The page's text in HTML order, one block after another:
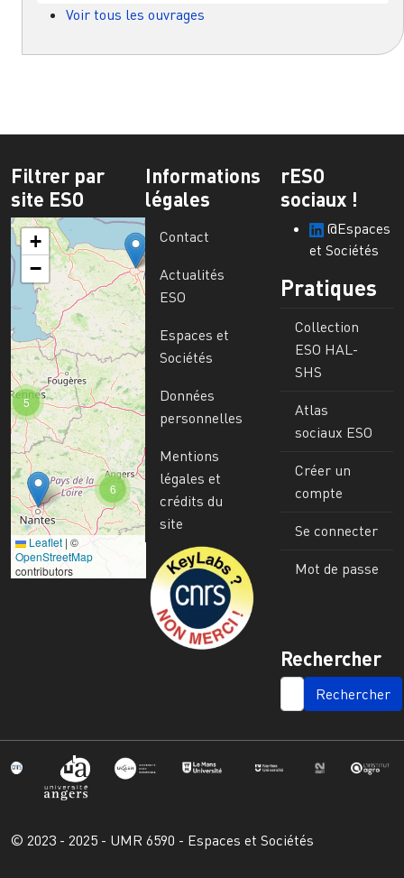
Voir tous les ouvrages
Filtrer par
site ESO
6
5
+
−
Leaflet | ©
OpenStreetMap
contributors
Informations
légales
Contact
Actualités
ESO
Espaces et
Sociétés
Données
personnelles
Mentions
légales et
crédits du
site
Image
rESO
sociaux !
@Espaces
et Sociétés
Pratiques
Collection
ESO HAL-
SHS
Atlas
sociaux ESO
Créer un
compte
Se connecter
Mot de passe
Rechercher
SEARCH
© 2023 - 2025 - UMR 6590 - Espaces et Sociétés